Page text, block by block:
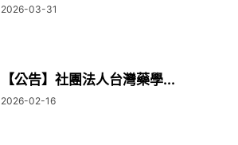
2026-03-31
【公告】社團法人台灣藥學...
2026-02-16